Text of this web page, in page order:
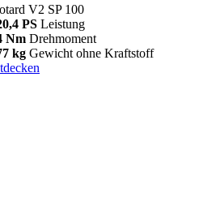
V2 SP 100
PS Leistung
Nm Drehmoment
kg Gewicht ohne Kraftstoff